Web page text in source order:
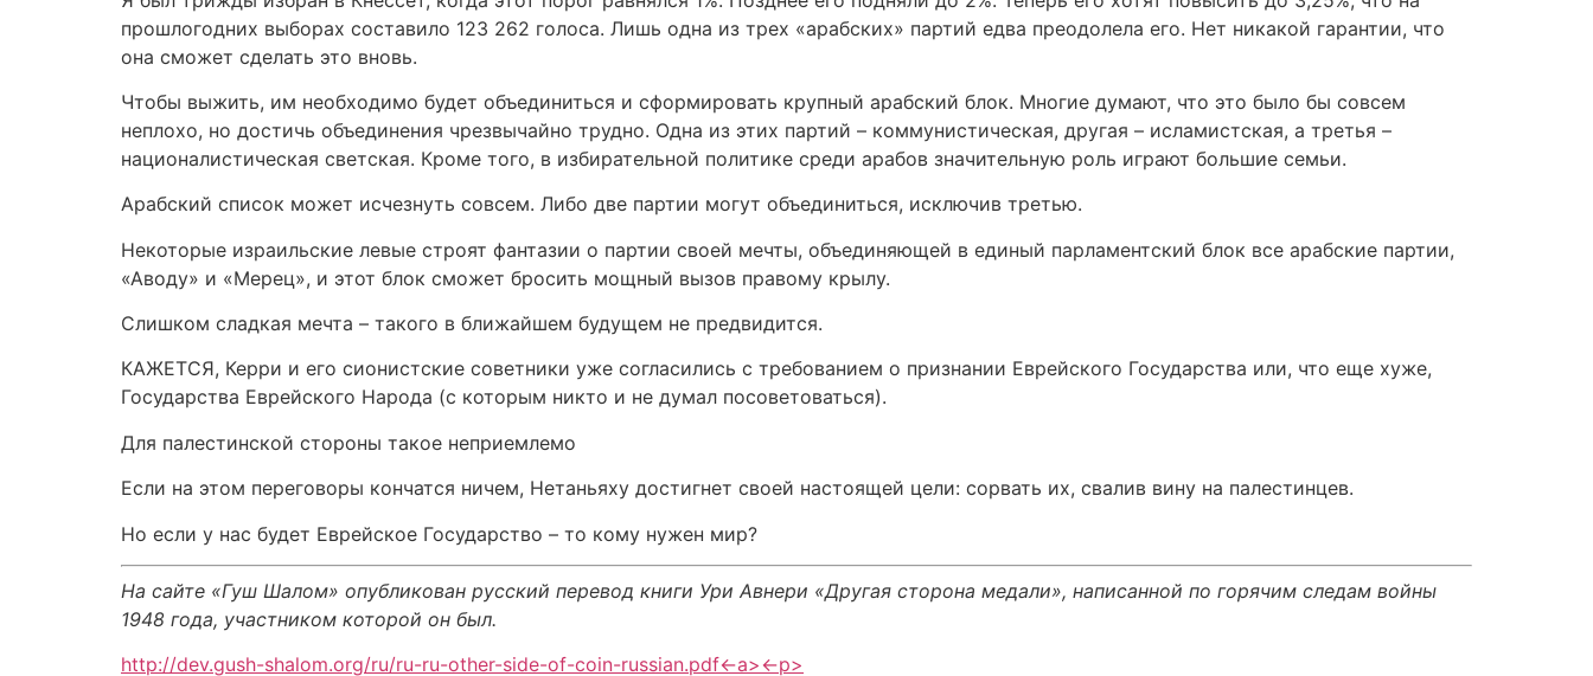
прошлогодних выборах составило 123 262 голоса. Лишь одна из трех «арабских» партий едва преодолела его. Нет никакой гарантии, что
она сможет сделать это вновь.
Чтобы выжить, им необходимо будет объединиться и сформировать крупный арабский блок. Многие думают, что это было бы совсем
неплохо, но достичь объединения чрезвычайно трудно. Одна из этих партий – коммунистическая, другая – исламистская, а третья –
националистическая светская. Кроме того, в избирательной политике среди арабов значительную роль играют большие семьи.
Арабский список может исчезнуть совсем. Либо две партии могут объединиться, исключив третью.
Некоторые израильские левые строят фантазии о партии своей мечты, объединяющей в единый парламентский блок все арабские партии,
«Аводу» и «Мерец», и этот блок сможет бросить мощный вызов правому крылу.
Слишком сладкая мечта – такого в ближайшем будущем не предвидится.
КАЖЕТСЯ, Керри и его сионистские советники уже согласились с требованием о признании Еврейского Государства или, что еще хуже,
Государства Еврейского Народа (с которым никто и не думал посоветоваться).
Для палестинской стороны такое неприемлемо
Если на этом переговоры кончатся ничем, Нетаньяху достигнет своей настоящей цели: сорвать их, свалив вину на палестинцев.
Но если у нас будет Еврейское Государство – то кому нужен мир?
На сайте «Гуш Шалом» опубликован русский перевод книги Ури Авнери «Другая сторона медали», написанной по горячим следам войны
1948 года, участником которой он был.
http://dev.gush-shalom.org/ru/ru-ru-other-side-of-coin-russian.pdf<-a><-p>